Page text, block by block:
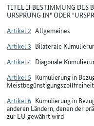
TITEL II BESTIMMUNG DES
URSPRUNG IN" ODER
Artikel 2 Allgemeines
Artikel 3 Bilaterale
Artikel 4 Diagonale
Artikel 5 Kumulierung in
Artikel 6 Kumulierung in
anderen Ländern, denen der
zur EU gewährt wird